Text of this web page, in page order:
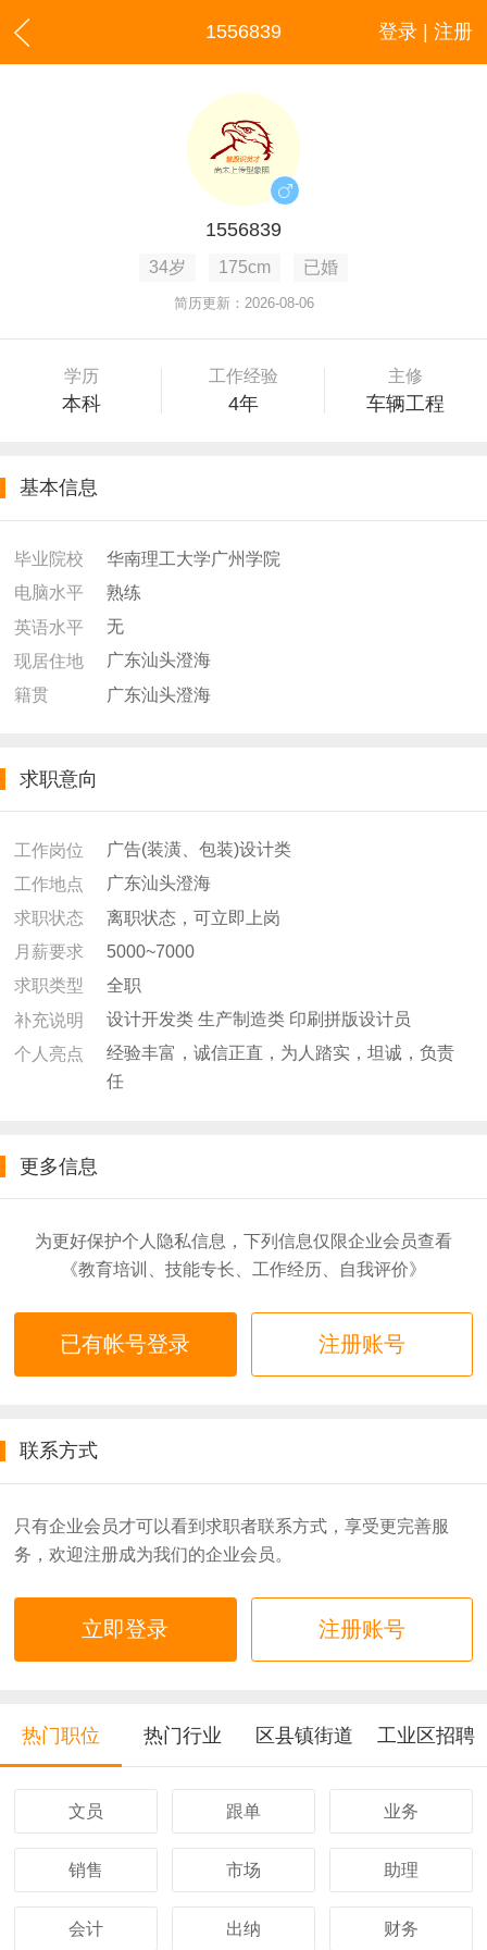
登录 | 注册
1556839
1556839
34岁 175cm 已婚
简历更新：2026-08-06
学历
本科
工作经验
4年
主修
车辆工程
基本信息
毕业院校
华南理工大学广州学院
电脑水平
熟练
英语水平
无
现居住地
广东汕头澄海
籍贯
广东汕头澄海
求职意向
工作岗位
广告(装潢、包装)设计类
工作地点
广东汕头澄海
求职状态
离职状态，可立即上岗
月薪要求
5000~7000
求职类型
全职
补充说明
设计开发类 生产制造类 印刷拼版设计员
个人亮点
经验丰富，诚信正直，为人踏实，坦诚，负责
任
更多信息
为更好保护个人隐私信息，下列信息仅限企业会员查看
《教育培训、技能专长、工作经历、自我评价》
已有帐号登录 注册账号
联系方式
只有企业会员才可以看到求职者联系方式，享受更完善服
务，欢迎注册成为我们的企业会员。
立即登录 注册账号
热门职位 热门行业 区县镇街道 工业区招聘
文员 跟单 业务
销售 市场 助理
会计 出纳 财务